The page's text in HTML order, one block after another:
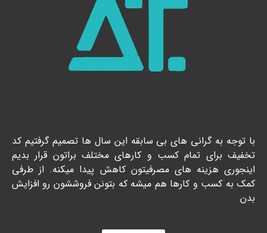
با توجه به گرانی های بی سابقه این سال ها تصمیم گرفتیم کد
تخفیف برای تمام کسب و کارهای مختلف براتون قرار بدیم
اینجوری هزینه های مصرفیتون کاهش پیدا میکنه. از طرفی
کمک به کسب و کارها هم میشه که بتونن فروششون رو افزایش
بدن